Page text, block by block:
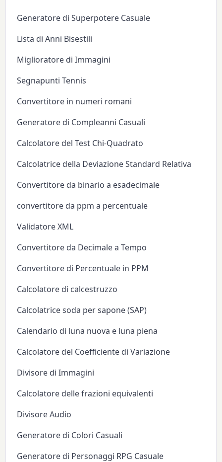
Generatore di Superpotere Casuale
Lista di Anni Bisestili
Miglioratore di Immagini
Segnapunti Tennis
Convertitore in numeri romani
Generatore di Compleanni Casuali
Calcolatore del Test Chi-Quadrato
Calcolatrice della Deviazione Standard Relativa
Convertitore da binario a esadecimale
convertitore da ppm a percentuale
Validatore XML
Convertitore da Decimale a Tempo
Convertitore di Percentuale in PPM
Calcolatore di calcestruzzo
Calcolatrice soda per sapone (SAP)
Calendario di luna nuova e luna piena
Calcolatore del Coefficiente di Variazione
Divisore di Immagini
Calcolatore delle frazioni equivalenti
Divisore Audio
Generatore di Colori Casuali
Generatore di Personaggi RPG Casuale